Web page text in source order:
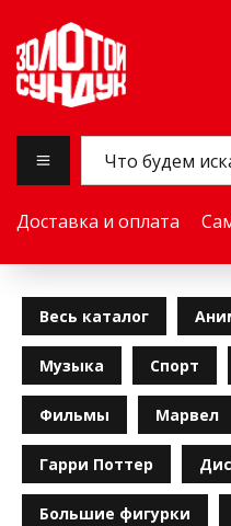
Доставка и оплата
Весь каталог
Музыка Спорт
Фильмы Марвел
Гарри Поттер
Большие фигурки